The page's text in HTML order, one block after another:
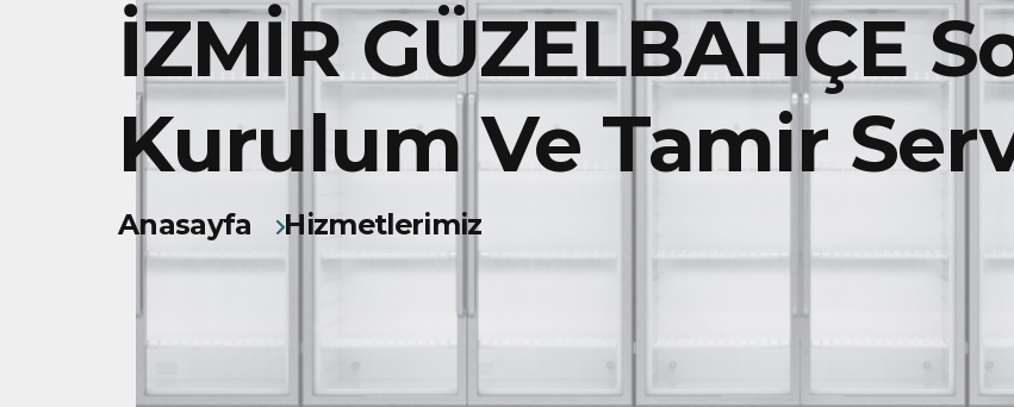
İZMİR GÜZELBAHÇE
Kurulum Ve Tamir
Anasayfa Hizmetlerimiz